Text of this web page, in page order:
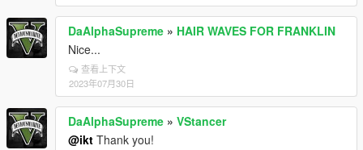
DaAlphaSupreme » HAIR WAVES FOR FRANKLIN
Nice...
查看上下文
2023年07月30日
DaAlphaSupreme » VStancer
@ikt Thank you!